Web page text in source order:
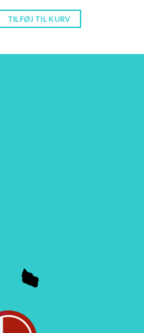
TILFØJ TIL KURV